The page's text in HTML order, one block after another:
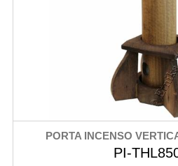
PORTA INCENSO
PI-